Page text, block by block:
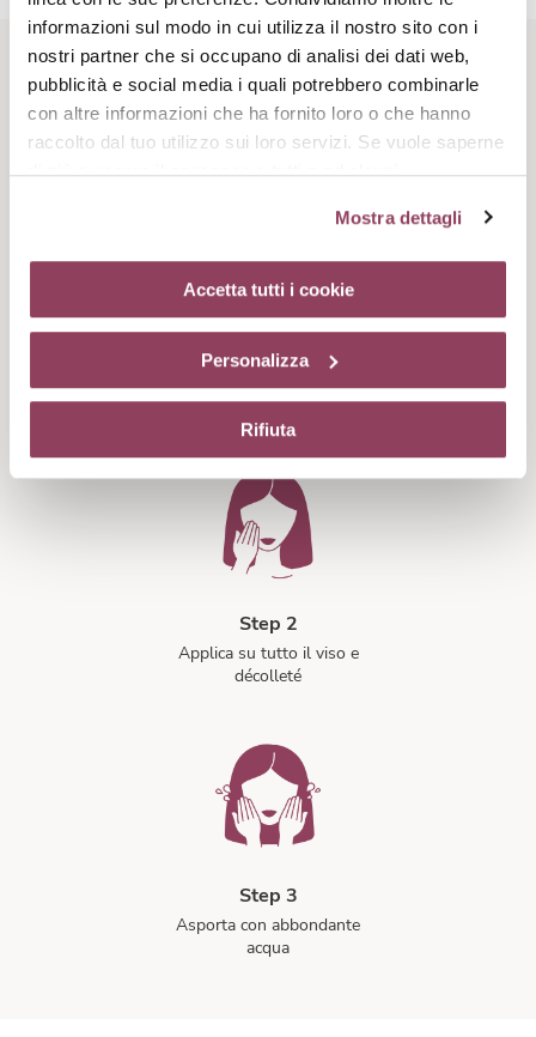
informazioni sul modo in cui utilizza il nostro sito con i
nostri partner che si occupano di analisi dei dati web,
pubblicità e social media i quali potrebbero combinarle
con altre informazioni che ha fornito loro o che hanno
raccolto dal tuo utilizzo sui loro servizi. Se vuole saperne
di più o negare il consenso a tutti o ad alcuni
cliccando sul tasto “Accetta tutti i cookie”. Se non vuole i
cookie di profilazione può negare il consenso sul tasto
“Rifiuta”. Chiudendo questo banner tramite l’apposito
comando “X” continuerai la navigazione del sito in
diversi da quelli tecnici.
Mostra dettagli
Accetta tutti i cookie
Personalizza
Rifiuta
Rituale di bellezza
Step 1
Applica una noce di
mano
Step 2
Applica su tutto il viso e
décolleté
Step 3
Asporta con abbondante
acqua